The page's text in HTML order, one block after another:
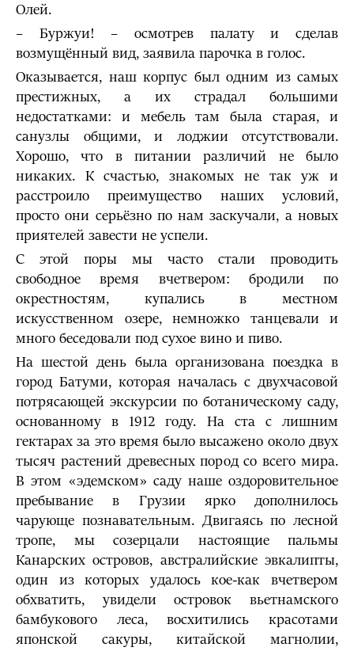
Олей.
– Буржуи! – осмотрев палату и сделав
возмущённый вид, заявила парочка в голос.
Оказывается, наш корпус был одним из самых
престижных, а их страдал большими
недостатками: и мебель там была старая, и
санузлы общими, и лоджии отсутствовали.
Хорошо, что в питании различий не было
никаких. К счастью, знакомых не так уж и
расстроило преимущество наших условий,
просто они серьёзно по нам заскучали, а новых
приятелей завести не успели.
С этой поры мы часто стали проводить
свободное время вчетвером: бродили по
окрестностям, купались в местном
искусственном озере, немножко танцевали и
много беседовали под сухое вино и пиво.
На шестой день была организована поездка в
город Батуми, которая началась с двухчасовой
потрясающей экскурсии по ботаническому саду,
основанному в 1912 году. На ста с лишним
гектарах за это время было высажено около двух
тысяч растений древесных пород со всего мира.
В этом «эдемском» саду наше оздоровительное
пребывание в Грузии ярко дополнилось
чарующе познавательным. Двигаясь по лесной
тропе, мы созерцали настоящие пальмы
Канарских островов, австралийские эвкалипты,
один из которых удалось кое-как вчетвером
обхватить, увидели островок вьетнамского
бамбукового леса, восхитились красотами
японской сакуры, китайской магнолии,